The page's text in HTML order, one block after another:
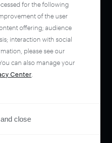
for the following
of the user
offering; audience
interaction with social
please see our
You can also manage your
Center
close